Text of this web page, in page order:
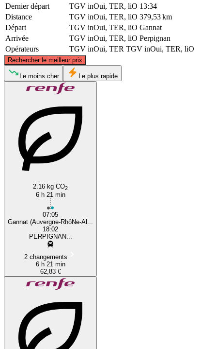
Dernier départ
TGV inOui, TER, liO 13:34
Distance
TGV inOui, TER, liO 379,53 km
Départ
TGV inOui, TER, liO Gannat
Arrivée
TGV inOui, TER, liO Perpignan
Opérateurs
TGV inOui, TER TGV inOui, TER, liO
Rechercher le meilleur prix
Gannat
©CARTO, © OpenStreetMapcontributors
Le moins cher Le plus rapide
2.16 kg CO2
6 h 21 min
07:05
Gannat (Auvergne-RhôNe-Al...
18:02
PERPIGNAN...
2 changements
6 h 21 min
62,83 €